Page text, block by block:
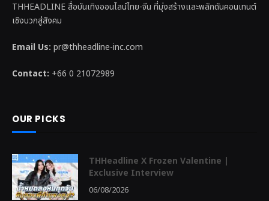
THHEADLINE สื่อบันเทิงออนไลน์ไทย-จีน ที่มุ่งสร้างและพลักดันคอนเทนต์
เชิงบวกสู่สังคม
Email Us: pr@thheadline-inc.com
Contact: +66 0 21072989
OUR PICKS
THHeadline X Frozen Valentine |
Exclusive Interview
06/08/2026